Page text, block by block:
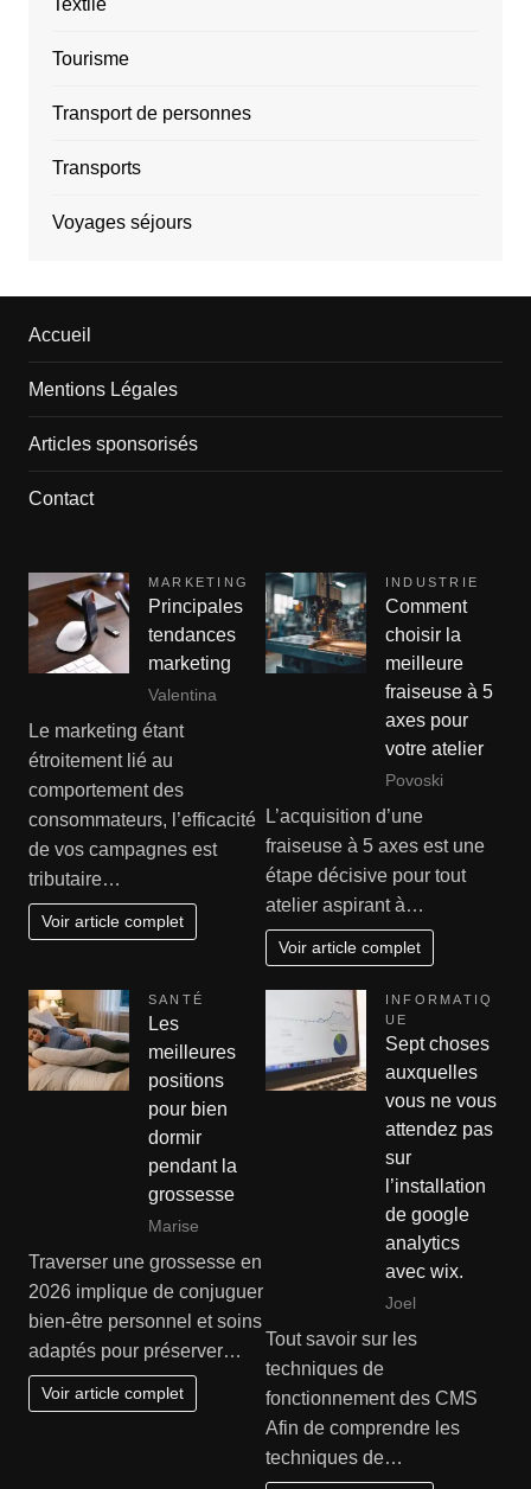
Tourisme
Transport de personnes
Transports
Voyages séjours
Accueil
Mentions Légales
Articles sponsorisés
Contact
MARKETING
Principales
tendances
marketing
Valentina
Le marketing étant
étroitement lié au
comportement des
consommateurs, l’efficacité
de vos campagnes est
tributaire…
Voir article complet
INDUSTRIE
Comment
choisir la
meilleure
fraiseuse à 5
axes pour
votre atelier
Povoski
L’acquisition d’une
fraiseuse à 5 axes est une
étape décisive pour tout
atelier aspirant à…
Voir article complet
SANTÉ
Les
meilleures
positions
pour bien
dormir
pendant la
grossesse
Marise
Traverser une grossesse en
2026 implique de conjuguer
bien-être personnel et soins
adaptés pour préserver…
Voir article complet
INFORMATIQ
UE
Sept choses
auxquelles
vous ne vous
attendez pas
sur
l’installation
de google
analytics
avec wix.
Joel
Tout savoir sur les
techniques de
fonctionnement des CMS
Afin de comprendre les
techniques de…